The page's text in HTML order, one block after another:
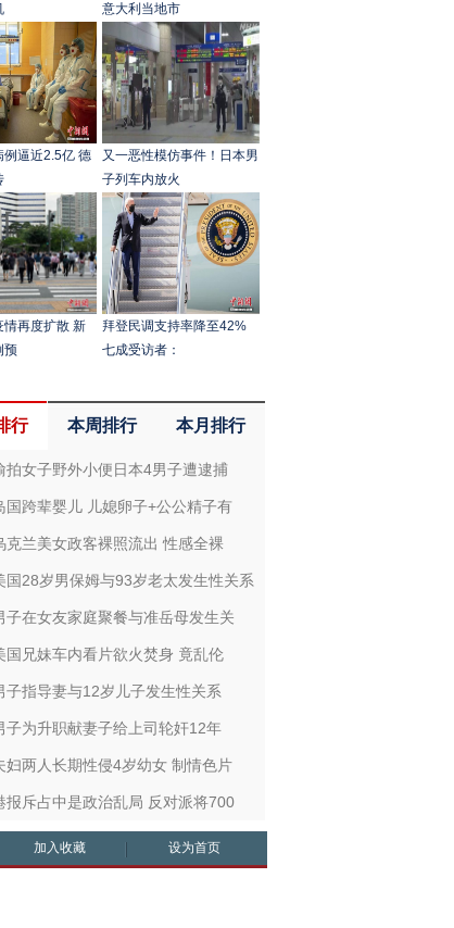
意大利当地市
例逼近2.5亿 德
又一恶性模仿事件！日本男
子列车内放火
情再度扩散 新
预
拜登民调支持率降至42%
七成受访者：
行 本周排行 本月排行
拍女子野外小便日本4男子遭逮捕
国跨辈婴儿 儿媳卵子+公公精子有
克兰美女政客裸照流出 性感全裸
国28岁男保姆与93岁老太发生性关系
子在女友家庭聚餐与准岳母发生关
国兄妹车内看片欲火焚身 竟乱伦
子指导妻与12岁儿子发生性关系
子为升职献妻子给上司轮奸12年
妇两人长期性侵4岁幼女 制情色片
报斥占中是政治乱局 反对派将700
加入收藏 设为首页